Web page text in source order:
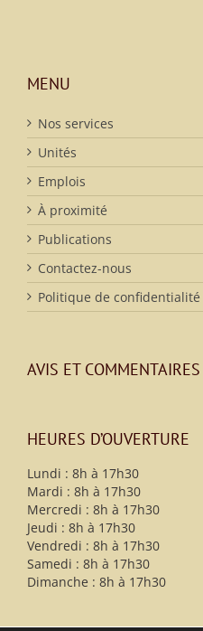
MENU
Nos services
Unités
Emplois
À proximité
Publications
Contactez-nous
Politique de confidentialité
AVIS ET COMMENTAIRES
HEURES D’OUVERTURE
Lundi : 8h à 17h30
Mardi : 8h à 17h30
Mercredi : 8h à 17h30
Jeudi : 8h à 17h30
Vendredi : 8h à 17h30
Samedi : 8h à 17h30
Dimanche : 8h à 17h30